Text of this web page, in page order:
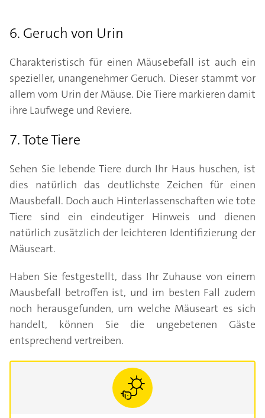
6. Geruch von Urin
Charakteristisch für einen Mäusebefall ist auch ein
spezieller, unangenehmer Geruch. Dieser stammt vor
allem vom Urin der Mäuse. Die Tiere markieren damit
ihre Laufwege und Reviere.
7. Tote Tiere
Sehen Sie lebende Tiere durch Ihr Haus huschen, ist
dies natürlich das deutlichste Zeichen für einen
Mausbefall. Doch auch Hinterlassenschaften wie tote
Tiere sind ein eindeutiger Hinweis und dienen
natürlich zusätzlich der leichteren Identifizierung der
Mäuseart.
Haben Sie festgestellt, dass Ihr Zuhause von einem
Mausbefall betroffen ist, und im besten Fall zudem
noch herausgefunden, um welche Mäuseart es sich
handelt, können Sie die ungebetenen Gäste
entsprechend vertreiben.